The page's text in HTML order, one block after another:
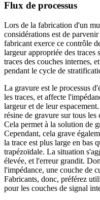
Flux de processus
Lors de la fabrication d'un
considérations est de
fabricant exerce ce contrôle
largeur appropriée des traces
traces des couches internes,
pendant le cycle de
La gravure est le processus
les traces, et affecte
largeur et de leur
résine de gravure sur tous
Cela permet à la solution de
Cependant, cela grave
la trace est plus large en bas
trapézoïdale. La situation
élevée, et l'erreur grandit.
l'impédance, une couche de
Fabricants, donc, préférez
pour les couches de signal